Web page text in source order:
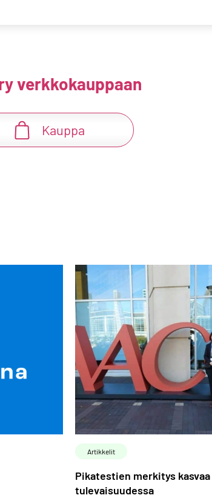
verkkokauppaan
Kauppa
Artikkelit
Pikatestien merkitys kasvaa
tulevaisuudessa